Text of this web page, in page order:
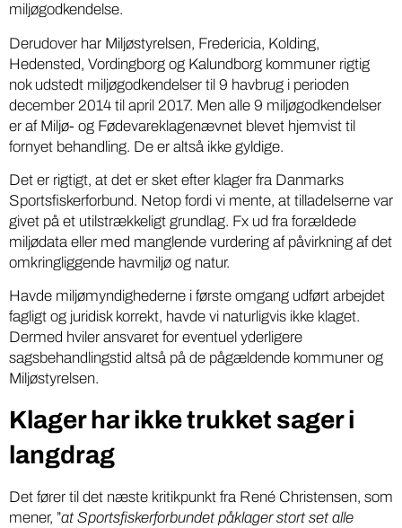
miljøgodkendelse.
Derudover har Miljøstyrelsen, Fredericia, Kolding,
Hedensted, Vordingborg og Kalundborg kommuner rigtig
nok udstedt miljøgodkendelser til 9 havbrug i perioden
december 2014 til april 2017. Men alle 9 miljøgodkendelser
er af Miljø- og Fødevareklagenævnet blevet hjemvist til
fornyet behandling. De er altså ikke gyldige.
Det er rigtigt, at det er sket efter klager fra Danmarks
Sportsfiskerforbund. Netop fordi vi mente, at tilladelserne var
givet på et utilstrækkeligt grundlag. Fx ud fra forældede
miljødata eller med manglende vurdering af påvirkning af det
omkringliggende havmiljø og natur.
Havde miljømyndighederne i første omgang udført arbejdet
fagligt og juridisk korrekt, havde vi naturligvis ikke klaget.
Dermed hviler ansvaret for eventuel yderligere
sagsbehandlingstid altså på de pågældende kommuner og
Miljøstyrelsen.
Klager har ikke trukket sager i
langdrag
Det fører til det næste kritikpunkt fra René Christensen, som
mener, ”at Sportsfiskerforbundet påklager stort set alle